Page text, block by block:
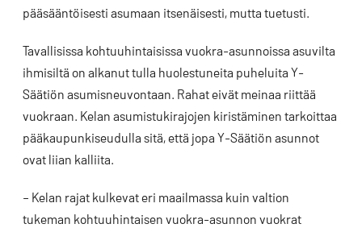
pääsääntöisesti asumaan itsenäisesti, mutta tuetusti.
Tavallisissa kohtuuhintaisissa vuokra-asunnoissa asuvilta
ihmisiltä on alkanut tulla huolestuneita puheluita Y-
Säätiön asumisneuvontaan. Rahat eivät meinaa riittää
vuokraan. Kelan asumistukirajojen kiristäminen tarkoittaa
pääkaupunkiseudulla sitä, että jopa Y-Säätiön asunnot
ovat liian kalliita.
– Kelan rajat kulkevat eri maailmassa kuin valtion
tukeman kohtuuhintaisen vuokra-asunnon vuokrat